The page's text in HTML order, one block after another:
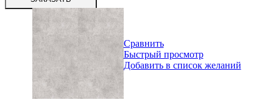
Сравнить
Быстрый просмотр
Добавить в список желаний